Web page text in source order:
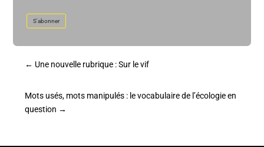
S'abonner
← Une nouvelle rubrique : Sur le vif
Mots usés, mots manipulés : le vocabulaire de l’écologie en
question →